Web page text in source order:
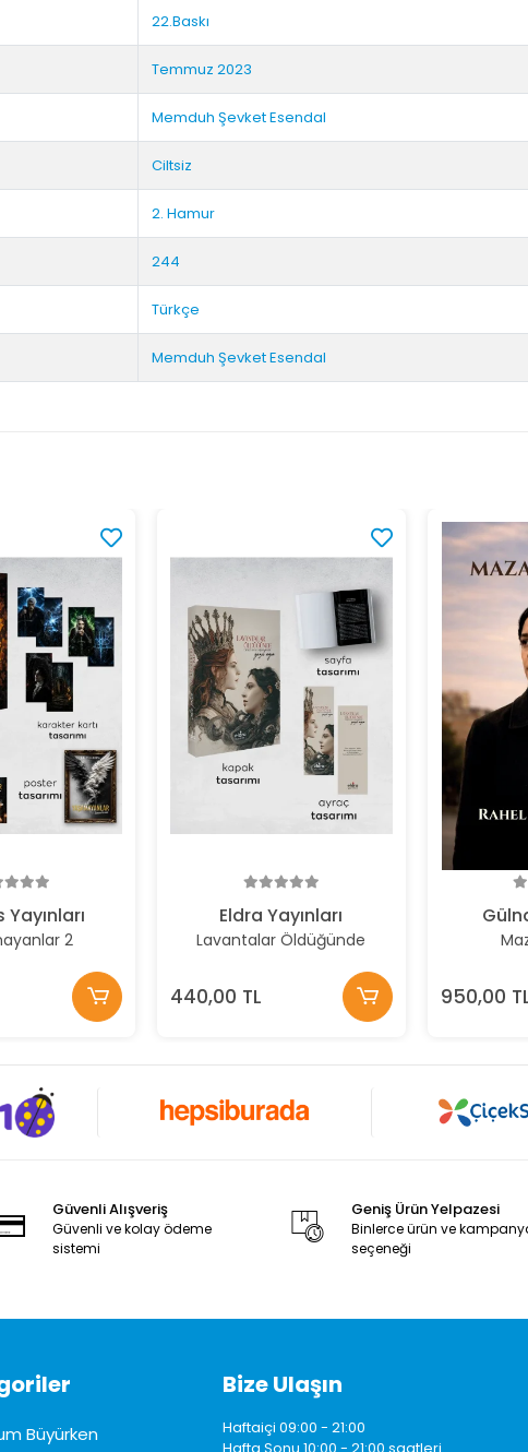
22.Baskı
Temmuz 2023
Memduh Şevket Esendal
Ciltsiz
2. Hamur
244
Türkçe
Memduh Şevket Esendal
Yayınları
2
Eldra Yayınları
Lavantalar Öldüğünde
440,00 TL 950,00
Güvenli Alışveriş
Güvenli ve kolay ödeme
sistemi
Geniş Ürün Yelpazesi
Binlerce ürün ve
seçeneği
Büyürken
Bize Ulaşın
Haftaiçi 09:00 - 21:00